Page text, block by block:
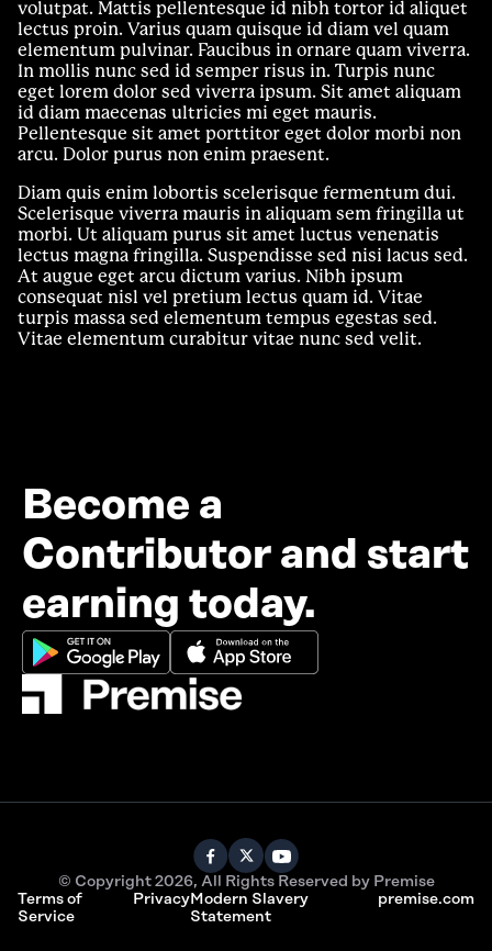
volutpat. Mattis pellentesque id nibh tortor id aliquet
lectus proin. Varius quam quisque id diam vel quam
elementum pulvinar. Faucibus in ornare quam viverra.
In mollis nunc sed id semper risus in. Turpis nunc
eget lorem dolor sed viverra ipsum. Sit amet aliquam
id diam maecenas ultricies mi eget mauris.
Pellentesque sit amet porttitor eget dolor morbi non
arcu. Dolor purus non enim praesent.
Diam quis enim lobortis scelerisque fermentum dui.
Scelerisque viverra mauris in aliquam sem fringilla ut
morbi. Ut aliquam purus sit amet luctus venenatis
lectus magna fringilla. Suspendisse sed nisi lacus sed.
At augue eget arcu dictum varius. Nibh ipsum
consequat nisl vel pretium lectus quam id. Vitae
turpis massa sed elementum tempus egestas sed.
Vitae elementum curabitur vitae nunc sed velit.
Become a
Contributor and start
earning today.
© Copyright 2026, All Rights Reserved by Premise
Terms of
Service
PrivacyModern Slavery
Statement
premise.com